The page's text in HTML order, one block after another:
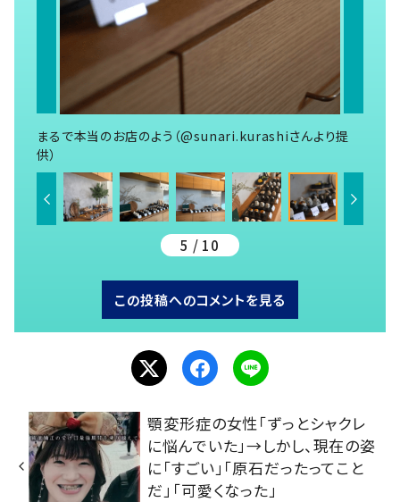
まるで本当のお店のよう（@sunari.kurashiさんより提
供）
5 / 10
この投稿へのコメントを見る
顎変形症の女性「ずっとシャクレ
に悩んでいた」→しかし、現在の姿
に「すごい」「原石だったってこと
だ」「可愛くなった」